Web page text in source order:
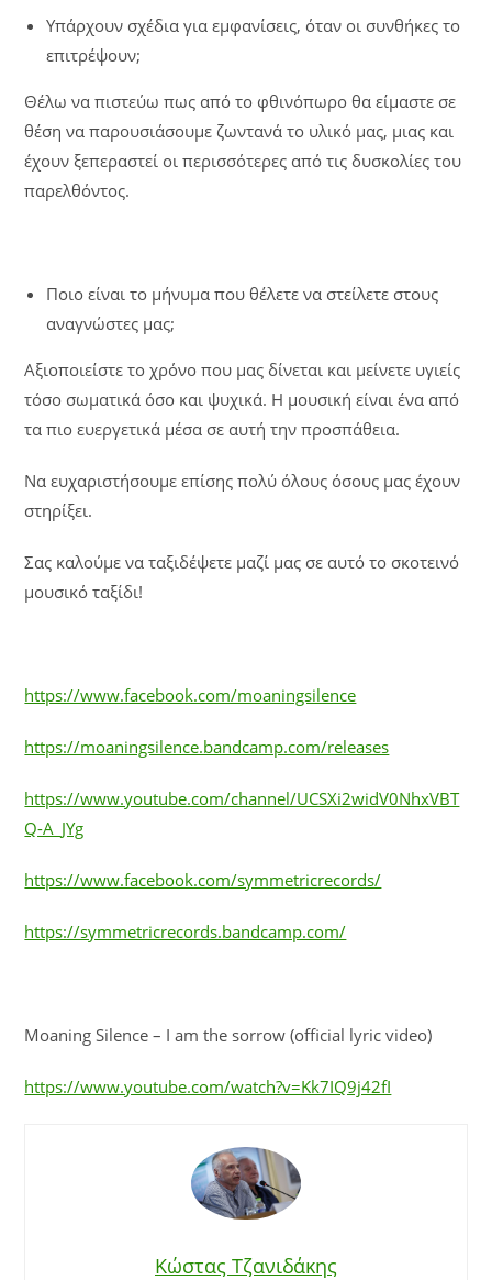
Υπάρχουν σχέδια για εμφανίσεις, όταν οι συνθήκες το
επιτρέψουν;
Θέλω να πιστεύω πως από το φθινόπωρο θα είμαστε σε
θέση να παρουσιάσουμε ζωντανά το υλικό μας, μιας και
έχουν ξεπεραστεί οι περισσότερες από τις δυσκολίες του
παρελθόντος.
Ποιο είναι το μήνυμα που θέλετε να στείλετε στους
αναγνώστες μας;
Αξιοποιείστε το χρόνο που μας δίνεται και μείνετε υγιείς
τόσο σωματικά όσο και ψυχικά. Η μουσική είναι ένα από
τα πιο ευεργετικά μέσα σε αυτή την προσπάθεια.
Να ευχαριστήσουμε επίσης πολύ όλους όσους μας έχουν
στηρίξει.
Σας καλούμε να ταξιδέψετε μαζί μας σε αυτό το σκοτεινό
μουσικό ταξίδι!
https://www.facebook.com/moaningsilence
https://moaningsilence.bandcamp.com/releases
https://www.youtube.com/channel/UCSXi2widV0NhxVBT
Q-A_JYg
https://www.facebook.com/symmetricrecords/
https://symmetricrecords.bandcamp.com/
Moaning Silence – I am the sorrow (official lyric video)
https://www.youtube.com/watch?v=Kk7IQ9j42fI
Κώστας Τζανιδάκης